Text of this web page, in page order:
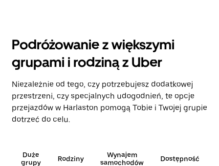
Podróżowanie z większymi
grupami i rodziną z Uber
Niezależnie od tego, czy potrzebujesz dodatkowej
przestrzeni, czy specjalnych udogodnień, te opcje
przejazdów w Harlaston pomogą Tobie i Twojej grupie
dotrzeć do celu.
Duże
grupy
Rodziny
Wynajem
samochodów
Dostępność